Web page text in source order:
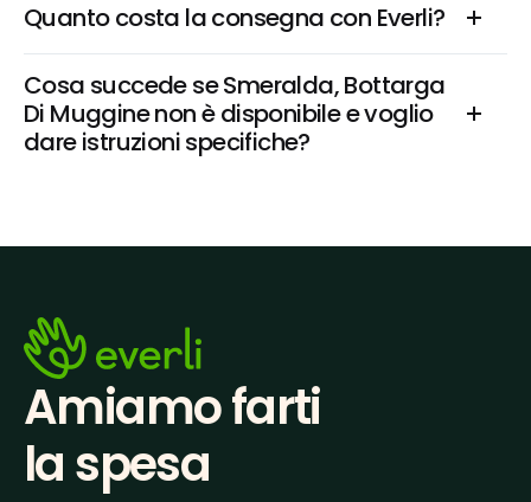
Quanto costa la consegna con Everli?
Cosa succede se Smeralda, Bottarga
Di Muggine non è disponibile e voglio
dare istruzioni specifiche?
Amiamo farti
la spesa